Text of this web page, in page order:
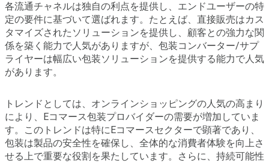
各流通チャネルは独自の利点を提供し、エンドユーザーの特
定の要件に基づいて選ばれます。たとえば、直接販売はカス
タマイズされたソリューションを提供し、顧客との強力な関
係を築く能力で人気がありますが、包装コンバーター/サプ
ライヤーは幅広い包装ソリューションを提供する能力で人気
があります。
トレンドとしては、オンラインショッピングの人気の高まり
により、Eコマース包装プロバイダーの需要が増加していま
す。このトレンドは特にEコマースセクターで顕著であり、
包装は製品の安全性を確保し、全体的な消費者体験を向上さ
せる上で重要な役割を果たしています。さらに、持続可能性